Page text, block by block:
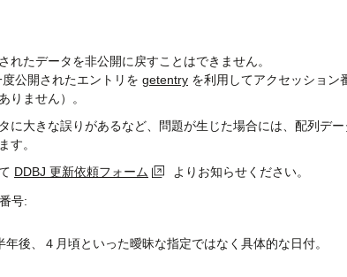
れたデータを非公開に戻すことはできません。
公開されたエントリを getentry を利用してアクセッション
りません）。
に大きな誤りがあるなど、問題が生じた場合には、配列デー
す。
DDBJ 更新依頼フォーム よりお知らせください。
号:
年後、４月頃といった曖昧な指定ではなく具体的な日付。